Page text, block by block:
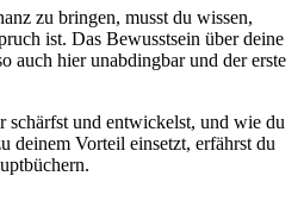
zu bringen, musst du wissen,
ist. Das Bewusstsein über deine
auch hier unabdingbar und der erste
schärfst und entwickelst, und wie du
deinem Vorteil einsetzt, erfährst du